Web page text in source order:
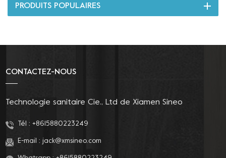
PRODUITS POPULAIRES
CONTACTEZ-NOUS
Technologie sanitaire Cie., Ltd de Xiamen Sineo
Tél : +8615880223249
E-mail : jack@xmsineo.com